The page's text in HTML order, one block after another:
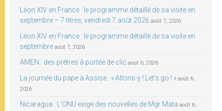
Léon XIV en France : le programme détaillé de sa visite en
septembre – 7 titres, vendredi 7 août 2026 août 7, 2026
Léon XIV en France : le programme détaillé de sa visite en
septembre août 7, 2026
AMEN : des prêtres à portée de clic août 6, 2026
La journée du pape à Assise : « Allons-y ! Let’s go ! » août 6,
2026
Nicaragua : L’ONU exige des nouvelles de Mgr Mata août 6,